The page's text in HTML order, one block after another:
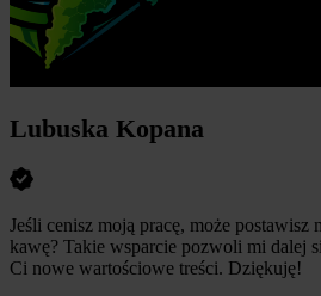
Lubuska Kopana
Jeśli cenisz moją pracę, może
kawę? Takie wsparcie pozwoli mi dalej
Ci nowe wartościowe treści. Dziękuję!